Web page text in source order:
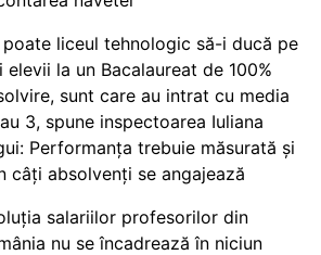
poate liceul tehnologic să-i ducă pe
elevii la un Bacalaureat de 100%
sunt care au intrat cu media
3, spune inspectoarea Iuliana
Performanța trebuie măsurată și
câți absolvenți se angajează
salariilor profesorilor din
nu se încadrează în niciun